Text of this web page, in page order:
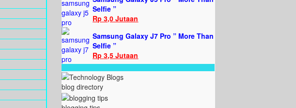
Selfie ”
Rp 3,0 Jutaan
Samsung Galaxy J7 Pro ” More Than
Selfie ”
Rp 3,5 Jutaan
blog directory